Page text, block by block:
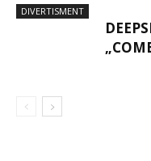
DIVERTISMENT